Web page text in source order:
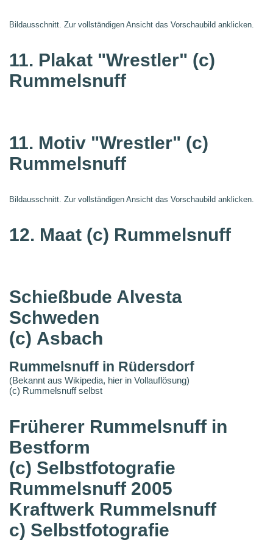
Bildausschnitt. Zur vollständigen Ansicht das Vorschaubild anklicken.
11. Plakat "Wrestler" (c)
Rummelsnuff
11. Motiv "Wrestler" (c)
Rummelsnuff
Bildausschnitt. Zur vollständigen Ansicht das Vorschaubild anklicken.
12. Maat (c) Rummelsnuff
Schießbude Alvesta
Schweden
(c) Asbach
Rummelsnuff in Rüdersdorf
(Bekannt aus Wikipedia, hier in Vollauflösung)
(c) Rummelsnuff selbst
Früherer Rummelsnuff in
Bestform
(c) Selbstfotografie
Rummelsnuff 2005
Kraftwerk Rummelsnuff
c) Selbstfotografie